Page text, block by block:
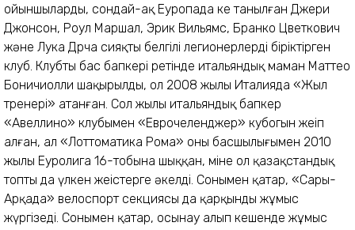
ойыншыларды, сондай-ақ Еуропада кең танылған Джери
Джонсон, Роул Маршал, Эрик Вильямс, Бранко Цветкович
және Лука Дрча сияқты белгілі легионерлерді біріктірген
клуб. Клубтың бас бапкері ретінде итальяндық маман Маттео
Боничиолли шақырылды, ол 2008 жылы Италияда «Жыл
тренері» атанған. Сол жылы итальяндық бапкер
«Авеллино» клубымен «Еврочеленджер» кубогын жеңіп
алған, ал «Лоттоматика Рома» оның басшылығымен 2010
жылы Еуролига 16-тобына шыққан, міне ол қазақстандық
топты да үлкен жеңістерге әкелді. Сонымен қатар, «Сары-
Арқада» велоспорт секциясы да қарқынды жұмыс
жүргізеді. Сонымен қатар, осынау алып кешенде жұмыс